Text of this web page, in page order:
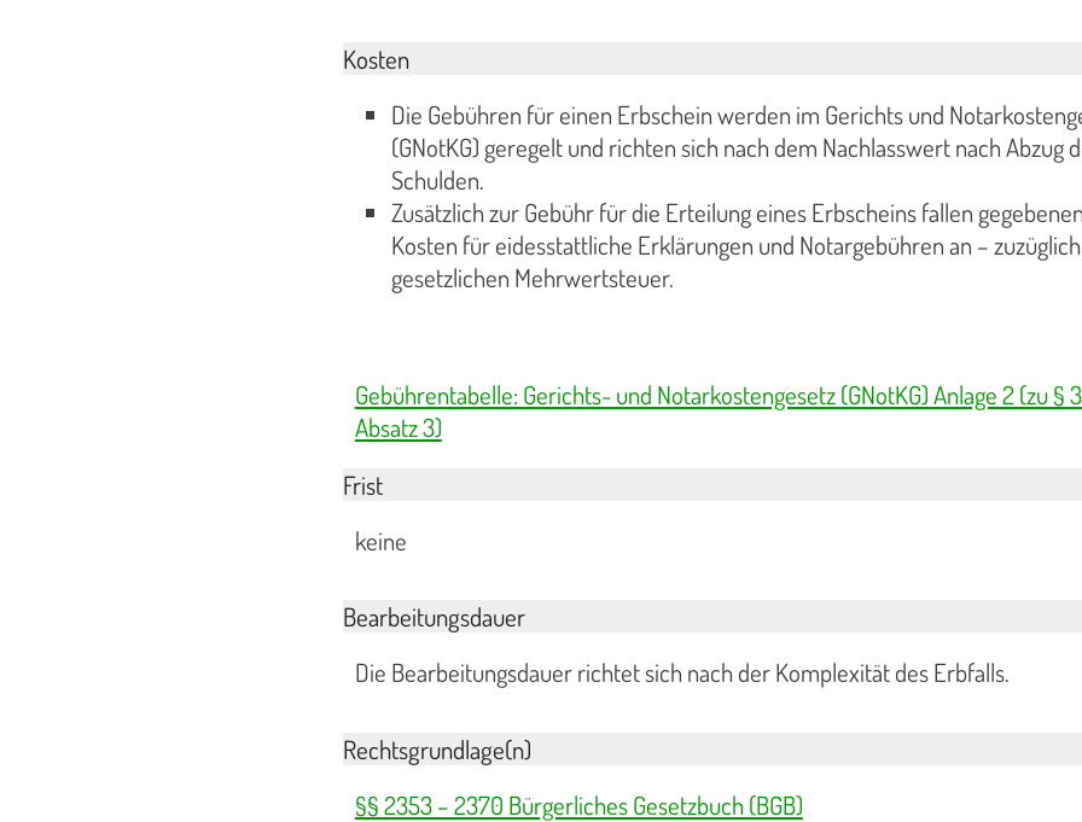
Kosten
Die Gebühren für einen Erbschein werden im Gerichts und
(GNotKG) geregelt und richten sich nach dem Nachlasswert nach Abzug
Schulden.
Zusätzlich zur Gebühr für die Erteilung eines Erbscheins fallen
Kosten für eidesstattliche Erklärungen und Notargebühren an –
gesetzlichen Mehrwertsteuer.
Gebührentabelle: Gerichts- und Notarkostengesetz (GNotKG) Anlage 2 (zu §
Absatz 3)
Frist
keine
Bearbeitungsdauer
Die Bearbeitungsdauer richtet sich nach der Komplexität des Erbfalls.
Rechtsgrundlage(n)
§§ 2353 – 2370 Bürgerliches Gesetzbuch (BGB)